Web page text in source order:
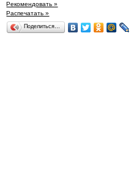
Рекомендовать »
Распечатать »
Поделиться…